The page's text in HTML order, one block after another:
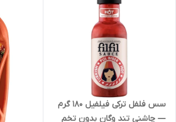
سس فلفل ترکی فیلفیل 180 گرم
— چاشنی تند وگان بدون تخم